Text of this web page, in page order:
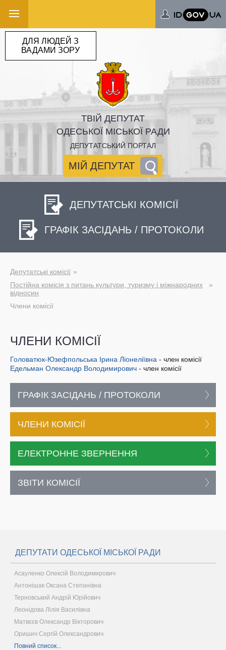
ТВІЙ ДЕПУТАТ
ОДЕСЬКОЇ МІСЬКОЇ РАДИ
ДЕПУТАТСЬКИЙ ПОРТАЛ
МІЙ ДЕПУТАТ
ДЛЯ ЛЮДЕЙ З
ВАДАМИ ЗОРУ
ДЕПУТАТСЬКІ КОМІСІЇ
ГРАФІК ЗАСІДАНЬ / ПРОТОКОЛИ
Депутатські комісії
Постійна комісія з питань культури, туризму і міжнародних
відносин
Члени комісії
ЧЛЕНИ КОМІСІЇ
Головатюк-Юзефпольська Ірина Ліонеліївна - член комісії
Едельман Олександр Володимирович - член комісії
ГРАФІК ЗАСІДАНЬ / ПРОТОКОЛИ
ЧЛЕНИ КОМІСІЇ
ЕЛЕКТРОННЕ ЗВЕРНЕННЯ
ЗВІТИ КОМІСІЇ
ДЕПУТАТИ ОДЕСЬКОЇ МІСЬКОЇ РАДИ
Асауленко Олексій Володимирович
Антонішак Оксана Степанівна
Терновський Андрій Юрійович
Леонідова Лілія Василівна
Матвєєв Олександр Вікторович
Оришич Сергій Олександрович
Повний список...